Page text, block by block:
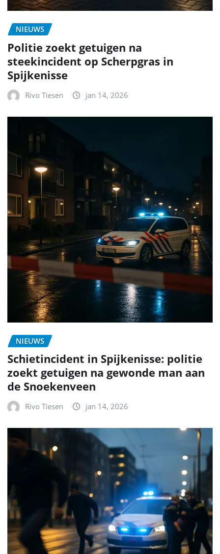
NIEUWS
Politie zoekt getuigen na
steekincident op Scherpgras in
Spijkenisse
Rivo Tiesen jan 14, 2026
NIEUWS
Schietincident in Spijkenisse: politie
zoekt getuigen na gewonde man aan
de Snoekenveen
Rivo Tiesen jan 14, 2026